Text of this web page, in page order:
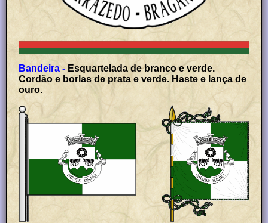
Bandeira - Esquartelada de branco e verde.
Cordão e borlas de prata e verde. Haste e lança de
ouro.